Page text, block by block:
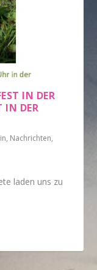
IN DER
IN DER
, Nachrichten,
laden uns zu